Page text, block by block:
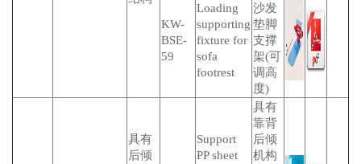
KW-
BSE-
59
Loading
supporting
fixture for
sofa
footrest
沙发
垫脚
支撑
架(可
调高
度)
具有
后倾
Support
PP sheet
具有
靠背
后倾
机构